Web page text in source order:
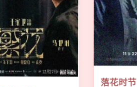
落花时节